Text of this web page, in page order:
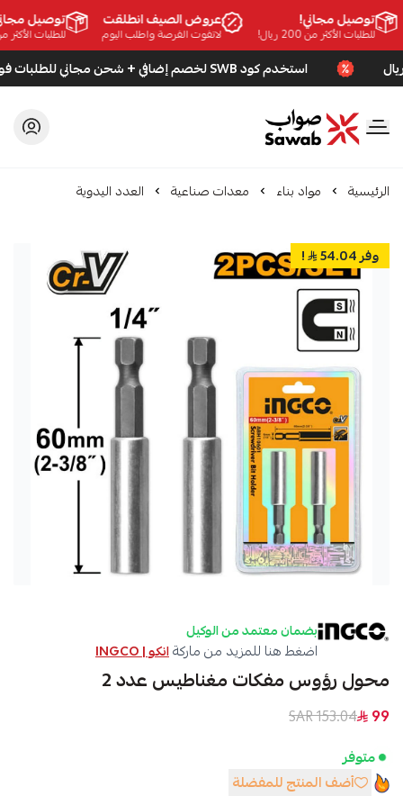
توصيل مجاني!
للطلبات الأكثر من 200 ريال!
عروض الصيف انطلقت
لاتفوت الفرصة واطلب اليوم
توصيل
للطلبات الأكثر من 200 ريال!
استخدم كود SWB لخصم إضافي + شحن مجاني للطلبات فوق 200 ريال
صواب
الرئيسية مواد بناء معدات صناعية العدد اليدوية
وفر 54.04 !
بضمان معتمد من الوكيل
اضغط هنا للمزيد من ماركةانكو | INGCO
محول رؤوس مفكات مغناطيس عدد 2
99
153.04 SAR
متوفر
أضف المنتج للمفضلة